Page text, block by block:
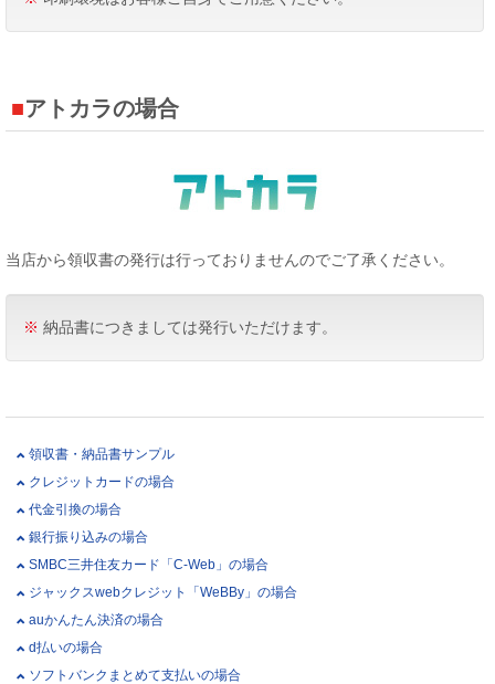
アトカラの場合
当店から領収書の発行は行っておりませんのでご了承ください。
※ 納品書につきましては発行いただけます。
領収書・納品書サンプル
クレジットカードの場合
代金引換の場合
銀行振り込みの場合
SMBC三井住友カード「C-Web」の場合
ジャックスwebクレジット「WeBBy」の場合
auかんたん決済の場合
d払いの場合
ソフトバンクまとめて支払いの場合